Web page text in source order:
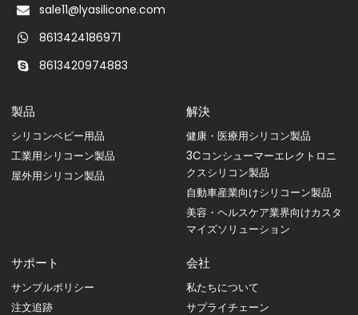
sale11@lyasilicone.com
8613424186971
8613420974883
製品
シリコンベビー用品
工業用シリコーン製品
屋外用シリコン製品
解決
健康・医療用シリコン製品
3Cコンシューマーエレクトロニ
クスシリコン製品
自動車産業向けシリコーン製品
美容・ヘルスケア業界向けカスタ
マイズソリューション
サポート
サンプルポリシー
注文追跡
会社
私たちについて
サプライチェーン